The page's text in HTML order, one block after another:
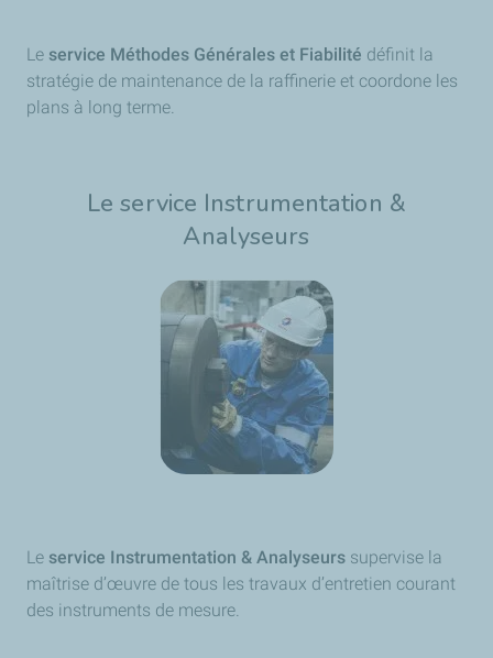
Le service Méthodes Générales et Fiabilité définit la
stratégie de maintenance de la raffinerie et coordone les
plans à long terme.
Le service Instrumentation &
Analyseurs
Le service Instrumentation & Analyseurs supervise la
maîtrise d’œuvre de tous les travaux d’entretien courant
des instruments de mesure.